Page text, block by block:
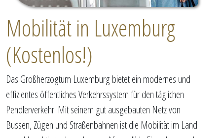
Mobilität in Luxemburg
(Kostenlos!)
Das Großherzogtum Luxemburg bietet ein modernes und
effizientes öffentliches Verkehrssystem für den täglichen
Pendlerverkehr. Mit seinem gut ausgebauten Netz von
Bussen, Zügen und Straßenbahnen ist die Mobilität im Land